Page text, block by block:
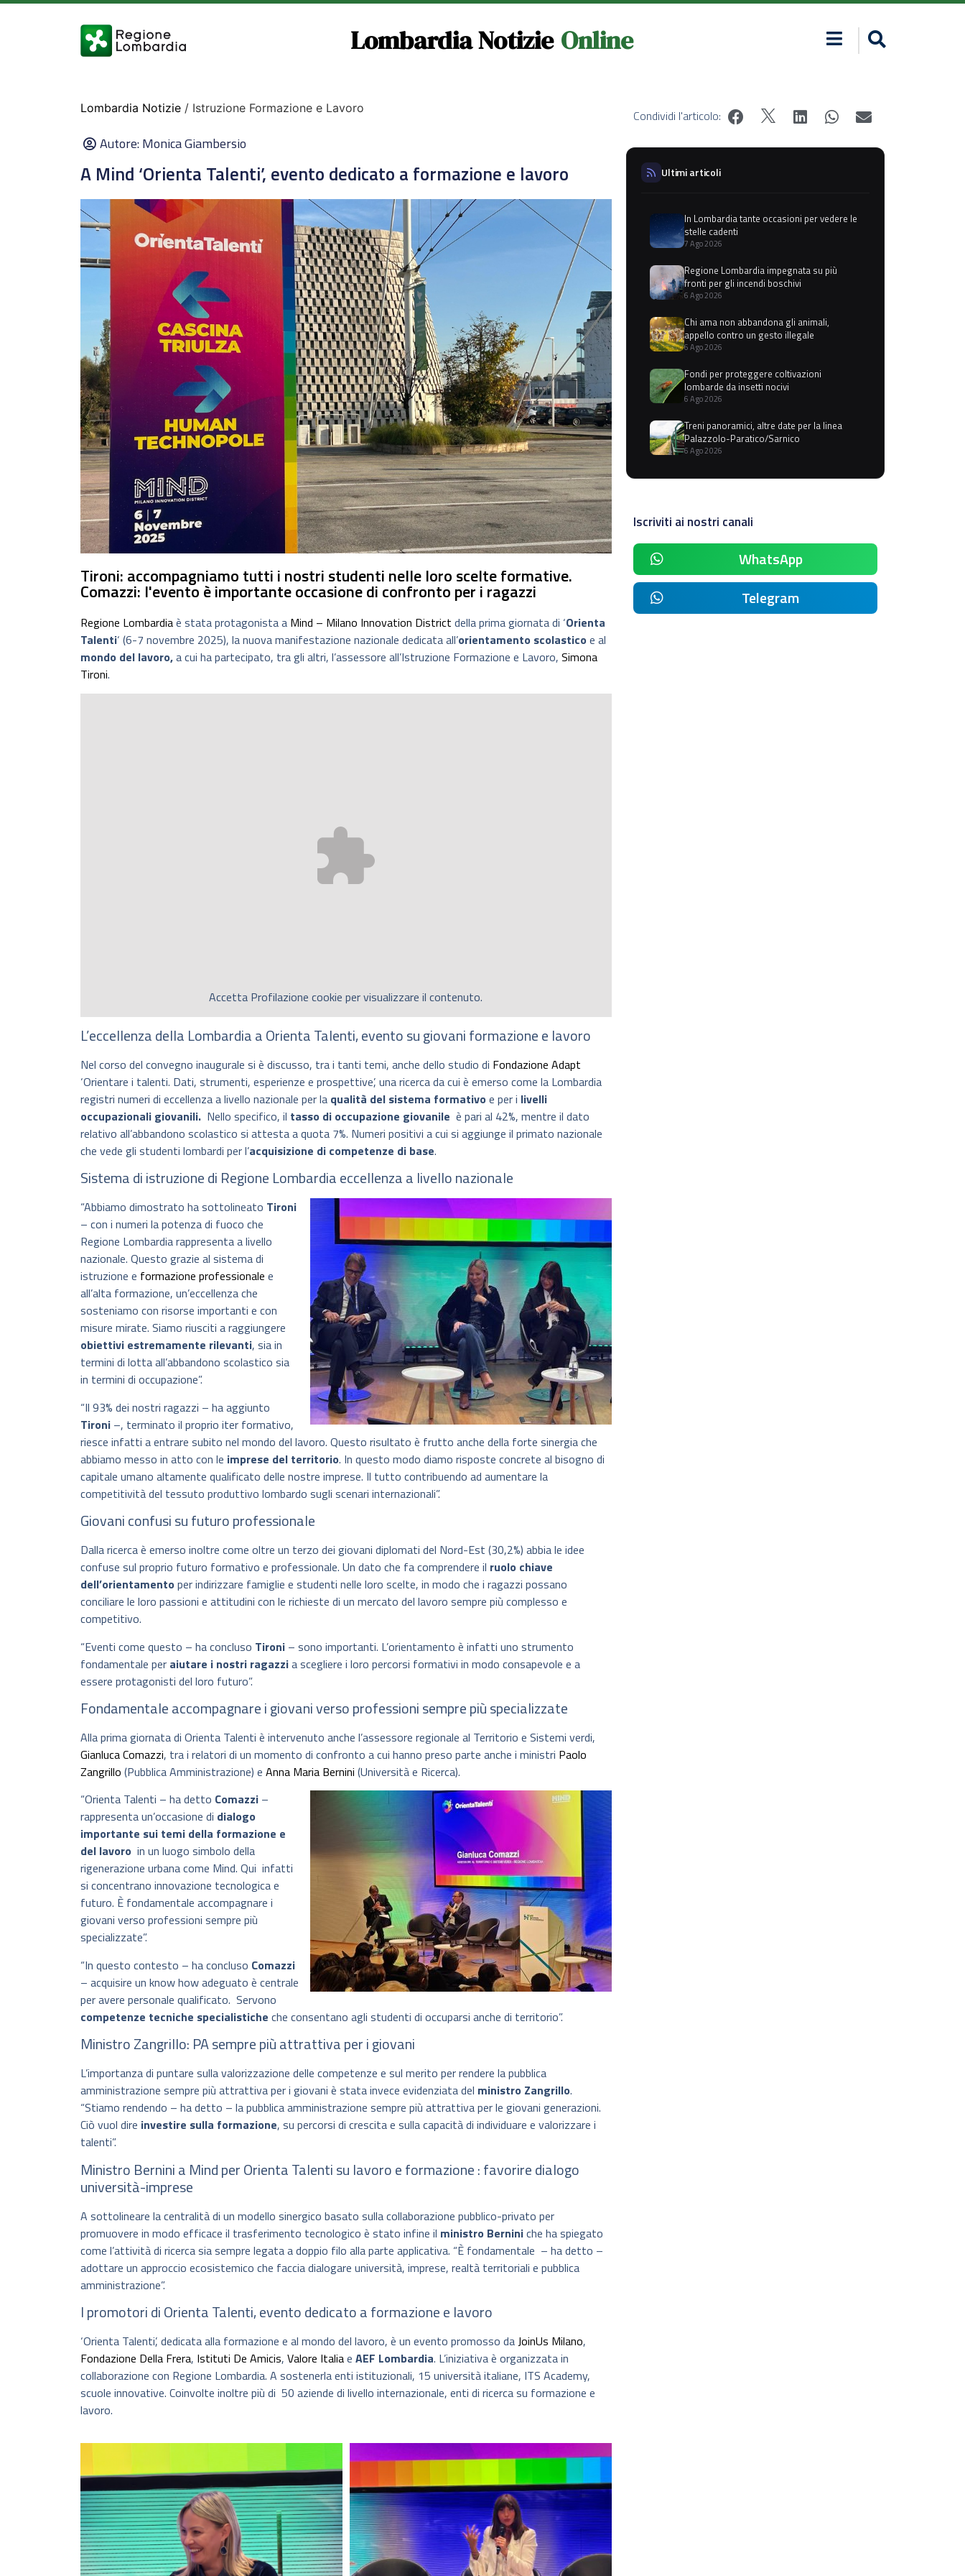
Lombardia Notizie Online
Lombardia Notizie / Istruzione Formazione e Lavoro
Autore:Monica Giambersio
A Mind ‘Orienta Talenti’, evento dedicato a formazione e lavoro
Tironi: accompagniamo tutti i nostri studenti nelle loro scelte formative.
Comazzi: l'evento è importante occasione di confronto per i ragazzi
Regione Lombardiaè stata protagonista a Mind – Milano Innovation District della prima giornata di ‘Orienta
Talenti‘ (6-7 novembre 2025), la nuova manifestazione nazionale dedicata all’orientamento scolastico e al
mondo del lavoro,a cui ha partecipato, tra gli altri, l’assessore all’Istruzione Formazione e Lavoro, Simona
Tironi.
Accetta Profilazione cookie per visualizzare il contenuto.
L’eccellenza della Lombardia a Orienta Talenti, evento su giovani formazione e lavoro
Nel corso del convegno inaugurale si è discusso, tra i tanti temi, anche dello studio di Fondazione Adapt
‘Orientare i talenti. Dati, strumenti, esperienze e prospettive’, una ricerca da cui è emerso come la Lombardia
registri numeri di eccellenza a livello nazionale per la qualità del sistema formativo e per i livelli
occupazionali giovanili. Nello specifico, il tasso di occupazione giovanile è pari al 42%, mentre il dato
relativo all’abbandono scolastico si attesta a quota 7%. Numeri positivi a cui si aggiunge il primato nazionale
che vede gli studenti lombardi per l’acquisizione di competenze di base.
Sistema di istruzione di Regione Lombardia eccellenza a livello nazionale
“Abbiamo dimostrato ha sottolineato Tironi
– con i numeri la potenza di fuoco che
Regione Lombardia rappresenta a livello
nazionale. Questo grazie al sistema di
istruzione e formazione professionale e
all’alta formazione, un’eccellenza che
sosteniamo con risorse importanti e con
misure mirate. Siamo riusciti a raggiungere
obiettivi estremamente rilevanti, sia in
termini di lotta all’abbandono scolastico sia
in termini di occupazione”.
“Il 93% dei nostri ragazzi – ha aggiunto
Tironi –, terminato il proprio iter formativo,
riesce infatti a entrare subito nel mondo del lavoro. Questo risultato è frutto anche della forte sinergia che
abbiamo messo in atto con le imprese del territorio. In questo modo diamo risposte concrete al bisogno di
capitale umano altamente qualificato delle nostre imprese. Il tutto contribuendo ad aumentare la
competitività del tessuto produttivo lombardo sugli scenari internazionali”.
Giovani confusi su futuro professionale
Dalla ricerca è emerso inoltre come oltre un terzo dei giovani diplomati del Nord-Est (30,2%) abbia le idee
confuse sul proprio futuro formativo e professionale. Un dato che fa comprendere il ruolo chiave
dell’orientamento per indirizzare famiglie e studenti nelle loro scelte, in modo che i ragazzi possano
conciliare le loro passioni e attitudini con le richieste di un mercato del lavoro sempre più complesso e
competitivo.
“Eventi come questo – ha concluso Tironi – sono importanti. L’orientamento è infatti uno strumento
fondamentale per aiutare i nostri ragazzia scegliere i loro percorsi formativi in modo consapevole e a
essere protagonisti del loro futuro”.
Fondamentale accompagnare i giovani verso professioni sempre più specializzate
Alla prima giornata di Orienta Talenti è intervenuto anche l’assessore regionale al Territorio e Sistemi verdi,
Gianluca Comazzi, tra i relatori di un momento di confronto a cui hanno preso parte anche i ministri Paolo
Zangrillo (Pubblica Amministrazione) e Anna Maria Bernini (Università e Ricerca).
“Orienta Talenti – ha detto Comazzi –
rappresenta un’occasione di dialogo
importante sui temi della formazione e
del lavoro in un luogo simbolo della
rigenerazione urbana come Mind. Qui infatti
si concentrano innovazione tecnologica e
futuro. È fondamentale accompagnare i
giovani verso professioni sempre più
specializzate”.
“In questo contesto – ha concluso Comazzi
– acquisire un know how adeguato è centrale
per avere personale qualificato. Servono
competenze tecniche specialistiche che consentano agli studenti di occuparsi anche di territorio”.
Ministro Zangrillo: PA sempre più attrattiva per i giovani
L’importanza di puntare sulla valorizzazione delle competenze e sul merito per rendere la pubblica
amministrazione sempre più attrattiva per i giovani è stata invece evidenziata del ministro Zangrillo.
“Stiamo rendendo – ha detto – la pubblica amministrazione sempre più attrattiva per le giovani generazioni.
Ciò vuol dire investire sulla formazione, su percorsi di crescita e sulla capacità di individuare e valorizzare i
talenti”.
Ministro Bernini a Mind per Orienta Talenti su lavoro e formazione : favorire dialogo
università-imprese
A sottolineare la centralità di un modello sinergico basato sulla collaborazione pubblico-privato per
promuovere in modo efficace il trasferimento tecnologico è stato infine il ministro Berniniche ha spiegato
come l’attività di ricerca sia sempre legata a doppio filo alla parte applicativa. “È fondamentale – ha detto –
adottare un approccio ecosistemico che faccia dialogare università, imprese, realtà territoriali e pubblica
amministrazione”.
I promotori di Orienta Talenti, evento dedicato a formazione e lavoro
‘Orienta Talenti’, dedicata alla formazione e al mondo del lavoro, è un evento promosso daJoinUs Milano,
Fondazione Della Frera, Istituti De Amicis, Valore Italiae AEF Lombardia. L’iniziativa è organizzata in
collaborazione con Regione Lombardia. A sostenerla enti istituzionali, 15 università italiane, ITS Academy,
scuole innovative. Coinvolte inoltre più di 50 aziende di livello internazionale, enti di ricerca su formazione e
lavoro.
Condividi l'articolo:
Ultimi articoli
In Lombardia tante occasioni per vedere le
stelle cadenti
7 Ago 2026
Regione Lombardia impegnata su più
fronti per gli incendi boschivi
6 Ago 2026
Chi ama non abbandona gli animali,
appello contro un gesto illegale
6 Ago 2026
Fondi per proteggere coltivazioni
lombarde da insetti nocivi
6 Ago 2026
Treni panoramici, altre date per la linea
Palazzolo-Paratico/Sarnico
6 Ago 2026
Iscriviti ai nostri canali
WhatsApp
Telegram